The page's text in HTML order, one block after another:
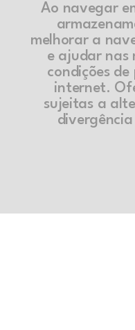
Ao navegar
melhorar a
e ajudar nas
condições
internet.
sujeitas a